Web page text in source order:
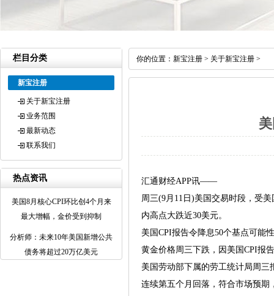
栏目分类
新宝注册
关于新宝注册
业务范围
最新动态
联系我们
热点资讯
美国8月核心CPI环比创4个月来
最大增幅，金价受到抑制
分析师：未来10年美国新增公共
债务将超过20万亿美元
你的位置： 新宝注册 > 关于新宝注册 >
汇通财经APP讯——
周三(9月11日)美国交易时段，受
内高点大跌近30美元。
美国CPI报告令降息50个基点可能
黄金价格周三下跌，因美国CPI报
美国劳动部下属的劳工统计局周三
连续第五个月回落，符合市场预期